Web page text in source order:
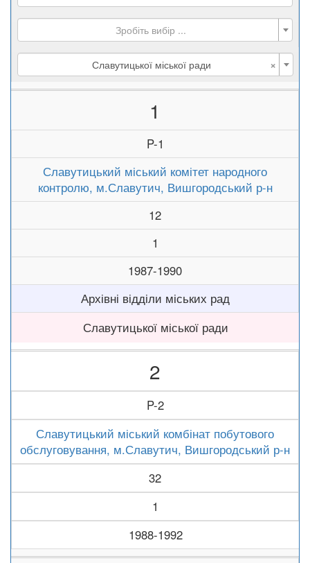
Зробіть вибір ...
×
Славутицької міської ради
1
P-1
Славутицький міський комітет народного
контролю, м.Славутич, Вишгородський р-н
12
1
1987-1990
Архівні відділи міських рад
Славутицької міської ради
2
P-2
Славутицький міський комбінат побутового
обслуговування, м.Славутич, Вишгородський р-н
32
1
1988-1992